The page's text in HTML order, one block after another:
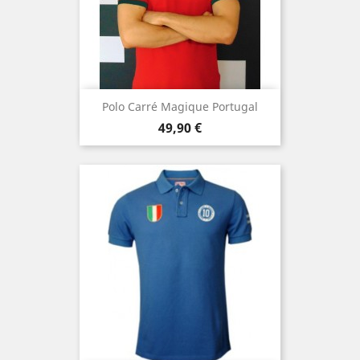
Polo Carré Magique Portugal
Prezzo
49,90 €